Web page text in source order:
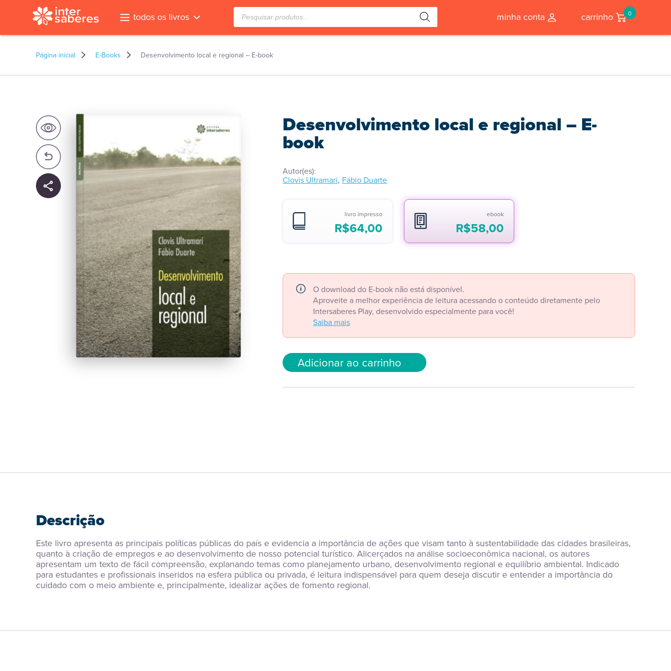
todos os livros
Pesquisar
produtos
minha conta carrinho 0
Página inicial E-Books Desenvolvimento local e regional – E-book
Desenvolvimento local e regional – E-
book
Autor(es):
Clovis Ultramari, Fábio Duarte
livro impresso
R$64,00
ebook
R$58,00
O download do E-book não está disponível.
Aproveite a melhor experiência de leitura acessando o conteúdo diretamente pelo
Intersaberes Play, desenvolvido especialmente para você!
Saiba mais
Adicionar ao carrinho
Descrição
Este livro apresenta as principais políticas públicas do país e evidencia a importância de ações que visam tanto à sustentabilidade das cidades brasileiras,
quanto à criação de empregos e ao desenvolvimento de nosso potencial turístico. Alicerçados na análise socioeconômica nacional, os autores
apresentam um texto de fácil compreensão, explanando temas como planejamento urbano, desenvolvimento regional e equilíbrio ambiental. Indicado
para estudantes e profissionais inseridos na esfera pública ou privada, é leitura indispensável para quem deseja discutir e entender a importância do
cuidado com o meio ambiente e, principalmente, idealizar ações de fomento regional.